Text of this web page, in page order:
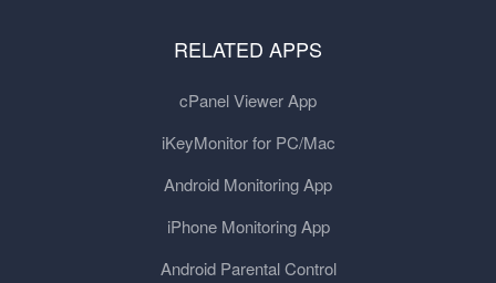
RELATED APPS
cPanel Viewer App
iKeyMonitor for PC/Mac
Android Monitoring App
iPhone Monitoring App
Android Parental Control